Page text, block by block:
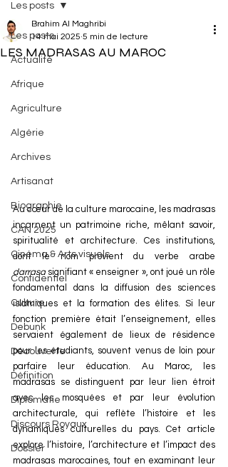
Les posts
Actualité
Afrique
Agriculture
Algérie
Archives
Artisanat
Biographie
CAN 2025
Cinéma & Arts visuels
Confidentiel
Culture
Debunk
Découverte
Définition
Diplomatie
Discours Royaux
Dossier
Les posts
LES MADRASAS AU MAROC
Brahim Al Maghribi
14 mai 2025 5 min de lecture
Au cœur de la culture marocaine, les madrasas
incarnent un patrimoine riche, mêlant savoir,
spiritualité et architecture. Ces institutions,
darrasa signifiant « enseigner », ont joué un rôle
fondamental dans la diffusion des sciences
islamiques et la formation des élites. Si leur
fonction première était l’enseignement, elles
servaient également de lieux de résidence
pour les étudiants, souvent venus de loin pour
parfaire leur éducation. Au Maroc, les
madrasas se distinguent par leur lien étroit
avec les mosquées et par leur évolution
architecturale, qui reflète l’histoire et les
dynamiques culturelles du pays. Cet article
explore l’histoire, l’architecture et l’impact des
madrasas marocaines, tout en examinant leur